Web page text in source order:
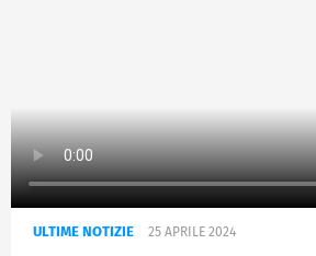
ULTIME NOTIZIE 25 APRILE 2024